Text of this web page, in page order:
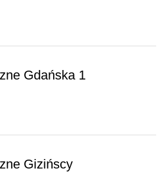
Gdańska 1
Gizińscy